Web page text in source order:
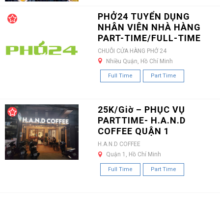
PHỞ24 TUYỂN DỤNG
NHÂN VIÊN NHÀ HÀNG
PART-TIME/FULL-TIME
CHUỖI CỬA HÀNG PHỞ 24
Nhiều Quận, Hồ Chí Minh
Full Time Part Time
25K/Giờ – PHỤC VỤ
PARTTIME- H.A.N.D
COFFEE QUẬN 1
H.A.N.D COFFEE
Quận 1, Hồ Chí Minh
Full Time Part Time